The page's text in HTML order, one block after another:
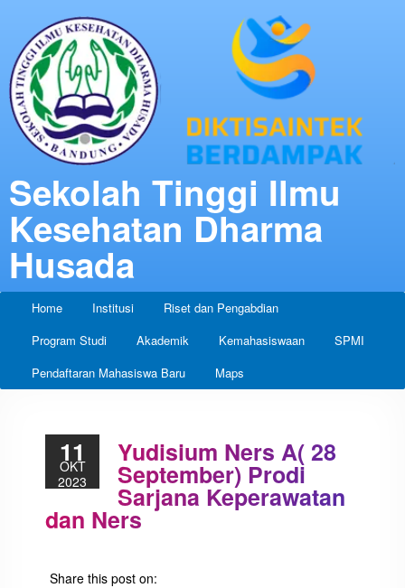
Sekolah Tinggi Ilmu
Kesehatan Dharma
Husada
Home Institusi
Riset dan Pengabdian
Program Studi
Akademik Kemahasiswaan
SPMI
Pendaftaran Mahasiswa Baru
Maps
11
OKT
2023
Yudisium Ners A( 28
September) Prodi
Sarjana Keperawatan
dan Ners
Share this post on: